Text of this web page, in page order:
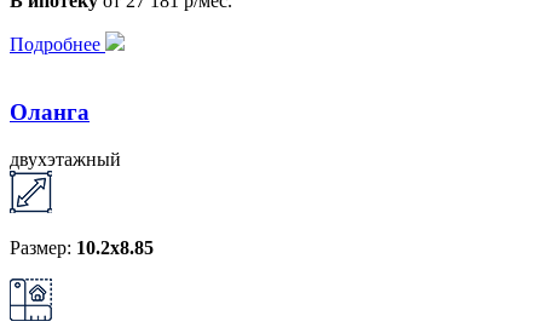
Подробнее
Оланга
двухэтажный
Размер: 10.2х8.85